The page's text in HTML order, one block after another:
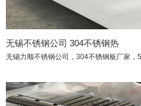
无锡不锈钢公司 304不锈钢热
无锡力顺不锈钢公司，304不锈钢板厂家，